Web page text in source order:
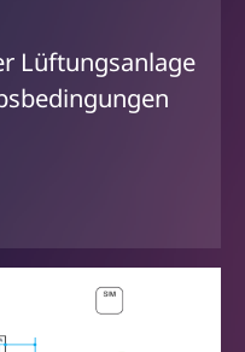
Lüftungsanlage